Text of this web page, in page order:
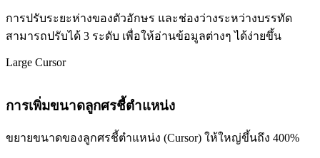
การปรับระยะห่างของตัวอักษร และช่องว่างระหว่างบรรทัด
สามารถปรับได้ 3 ระดับ เพื่อให้อ่านข้อมูลต่างๆ ได้ง่ายขึ้น
Large Cursor
การเพิ่มขนาดลูกศรชี้ตำแหน่ง
ขยายขนาดของลูกศรชี้ตำแหน่ง (Cursor) ให้ใหญ่ขึ้นถึง 400%